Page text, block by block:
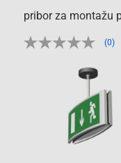
pribor za montažu
(0)